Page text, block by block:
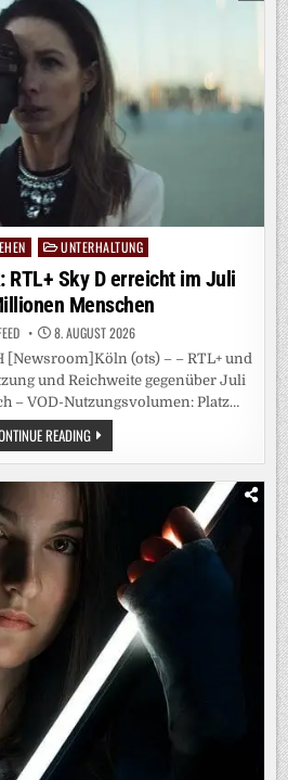
DEN
BESTEN
JULI
SEINER
GESCHICHTE
UNTERHALTUNG
RTL+ Sky D erreicht im Juli
Menschen
8. AUGUST 2026
[Newsroom]Köln (ots) – – RTL+ und
und Reichweite gegenüber Juli
– VOD-Nutzungsvolumen: Platz…
READINGGEMEINSAM
STARK:
RTL+
MILLIONEN
MENSCHEN